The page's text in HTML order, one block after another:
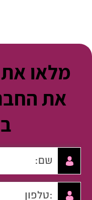
מלאו את
את